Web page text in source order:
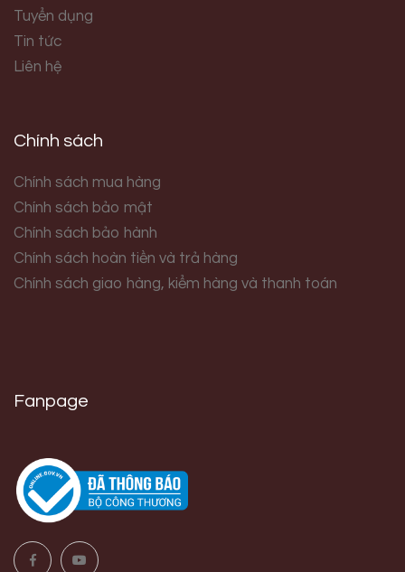
Tuyển dụng
Tin tức
Liên hệ
Chính sách
Chính sách mua hàng
Chính sách bảo mật
Chính sách bảo hành
Chính sách hoàn tiền và trả hàng
Chính sách giao hàng, kiểm hàng và thanh toán
Fanpage